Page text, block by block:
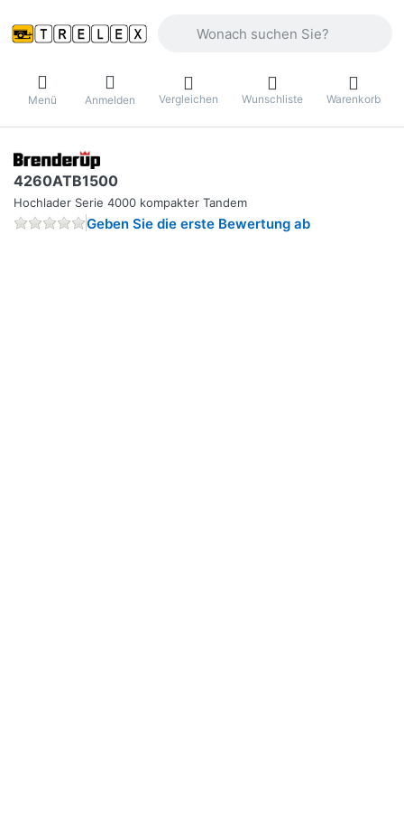
Menü Anmelden Vergleichen Wunschliste Warenkorb
4260ATB1500
Hochlader Serie 4000 kompakter Tandem
Geben Sie die erste Bewertung ab